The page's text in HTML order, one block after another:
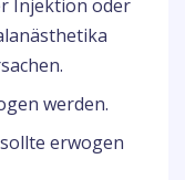
Injektion oder
werden.
erwogen